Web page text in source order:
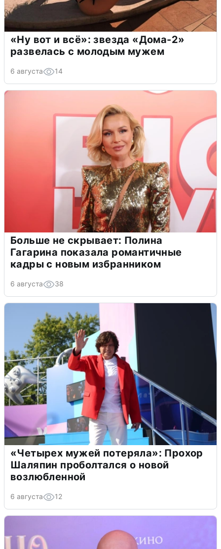
«Ну вот и всё»: звезда «Дома-2»
развелась с молодым мужем
6 августа 14
Больше не скрывает: Полина
Гагарина показала романтичные
кадры с новым избранником
6 августа 38
«Четырех мужей потеряла»: Прохор
Шаляпин проболтался о новой
возлюбленной
6 августа 12